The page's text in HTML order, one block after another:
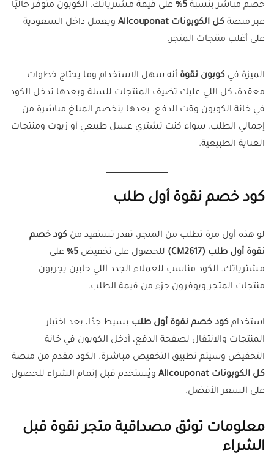
خصم مباشر بنسبة 5%
على قيمة مشترياتك. الكوبون متوفر حاليًا
عبر منصة كل الكوبونات Allcouponat
ويعمل داخل السعودية
على أغلب منتجات المتجر.
الميزة في كوبون نقوة أنه سهل الاستخدام وما يحتاج خطوات
معقدة، كل اللي عليك تضيف المنتجات للسلة وبعدها تدخل الكود
في خانة الكوبون وقت الدفع. بعدها ينخصم المبلغ مباشرة من
إجمالي الطلب، سواء كنت تشتري عسل طبيعي أو زيوت ومنتجات
العناية الطبيعية.
كود خصم نقوة أول طلب
لو هذه أول مرة تطلب من المتجر، تقدر تستفيد من كود خصم
نقوة أول طلب (CM2617)
للحصول على تخفيض 5%
على
مشترياتك. الكود مناسب للعملاء الجدد اللي حابين يجربون
منتجات المتجر ويوفرون جزء من قيمة الطلب.
استخدام كود خصم نقوة أول طلب بسيط جدًا، بعد اختيار
المنتجات والانتقال لصفحة الدفع، أدخل الكوبون في خانة
التخفيض وسيتم تطبيق التخفيض مباشرة. الكود مقدم من منصة
كل الكوبونات Allcouponat
ويُستخدم قبل إتمام الشراء للحصول
على السعر الأفضل.
معلومات توثق مصداقية متجر نقوة قبل
الشراء